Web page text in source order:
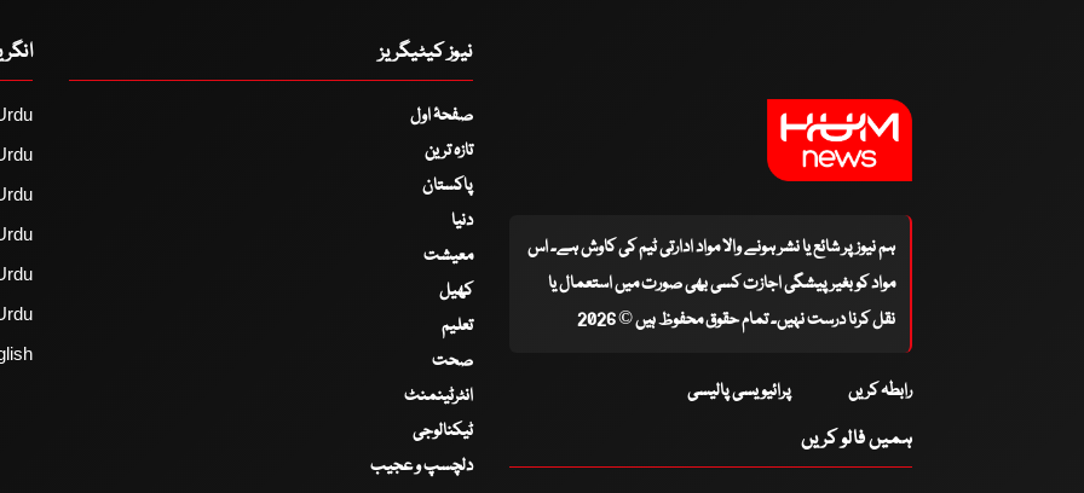
ہم نیوز پر شائع یا نشر ہونے والا مواد ادارتی ٹیم کی کاوش ہے۔ اس
مواد کو بغیر پیشگی اجازت کسی بھی صورت میں استعمال یا
نقل کرنا درست نہیں۔ تمام حقوق محفوظ ہیں © 2026
رابطہ کریں پرائیویسی پالیسی
ہمیں فالو کریں
نیوز کیٹیگریز
صفحۂ اول
تازہ ترین
پاکستان
دنیا
معیشت
کھیل
تعلیم
صحت
انٹرٹینمنٹ
ٹیکنالوجی
دلچسپ و عجیب